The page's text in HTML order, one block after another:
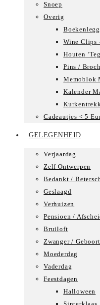
Snoep
Overig
Wine Clips
Houten
Pins /
Memoblok
Kalender
Cadeautjes < 5
GELEGENHEID
Verjaardag
Zelf Ontwerpen
Bedankt /
Geslaagd
Verhuizen
Pensioen /
Bruiloft
Zwanger /
Moederdag
Vaderdag
Feestdagen
Halloween